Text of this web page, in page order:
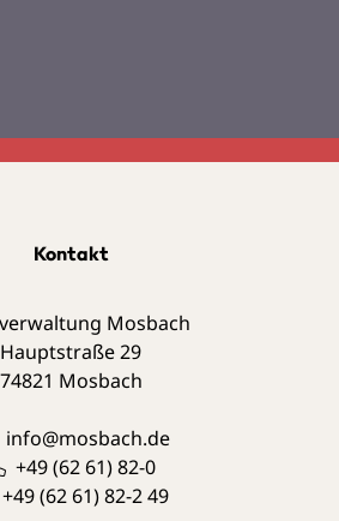
Kontakt
Mosbach
Hauptstraße 29
74821 Mosbach
info@mosbach.de
+49 (62 61) 82-0
+49 (62 61) 82-2 49